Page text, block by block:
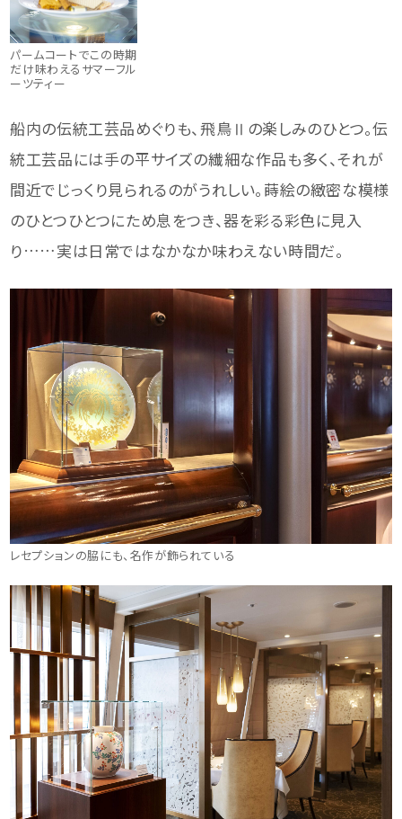
パームコートでこの時期
だけ味わえるサマーフル
ーツティー
船内の伝統工芸品めぐりも、飛鳥Ⅱの楽しみのひとつ。伝
統工芸品には手の平サイズの繊細な作品も多く、それが
間近でじっくり見られるのがうれしい。蒔絵の緻密な模様
のひとつひとつにため息をつき、器を彩る彩色に見入
り……実は日常ではなかなか味わえない時間だ。
レセプションの脇にも、名作が飾られている